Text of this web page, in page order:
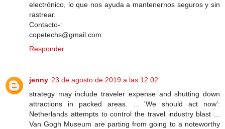
electrónico, lo que nos ayuda a mantenernos seguros y sin
rastrear.
Contacto-:
copetechs@gmail.com
Responder
jenny 23 de agosto de 2019 a las 12:02
strategy may include traveler expense and shutting down
attractions in packed areas. ... 'We should act now':
Netherlands attempts to control the travel industry blast ...
Van Gogh Museum are parting from going to a noteworthy